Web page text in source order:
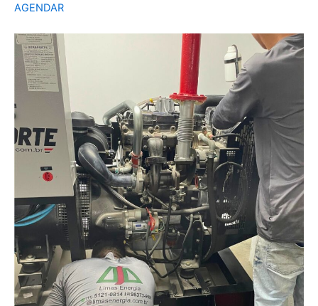
AGENDAR